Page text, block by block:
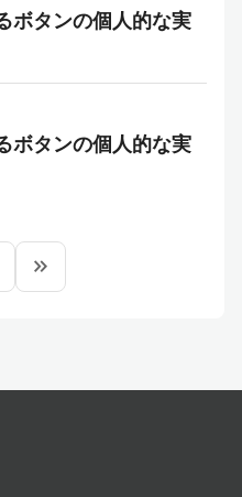
ボタンの個人的な実
ボタンの個人的な実
keyboard_double_arrow_right